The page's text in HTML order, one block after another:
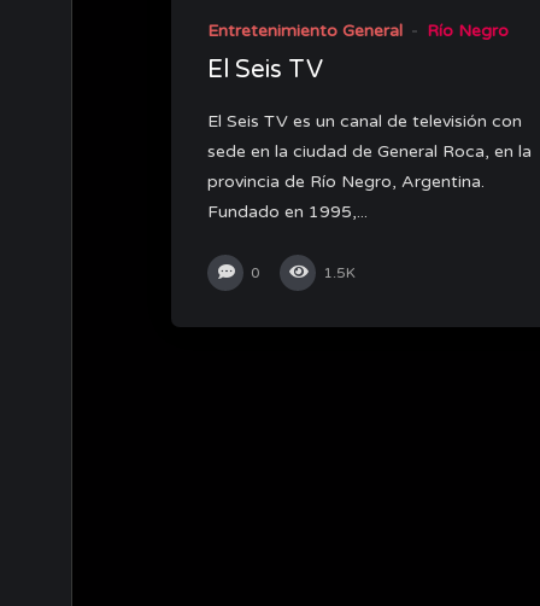
Entretenimiento General Río Negro
El Seis TV
El Seis TV es un canal de televisión con
sede en la ciudad de General Roca, en la
provincia de Río Negro, Argentina.
Fundado en 1995,...
0 1.5K